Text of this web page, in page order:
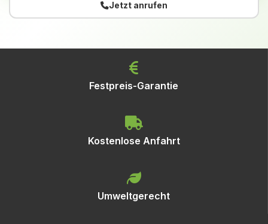
Jetzt anrufen
Festpreis-Garantie
Kostenlose Anfahrt
Umweltgerecht